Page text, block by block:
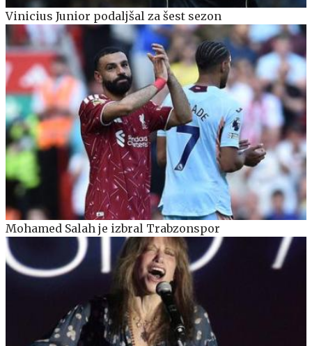
Vinicius Junior podaljšal za šest sezon
Mohamed Salah je izbral Trabzonspor